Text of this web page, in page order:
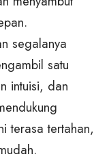
segalanya
satu
intuisi, dan
terasa tertahan,